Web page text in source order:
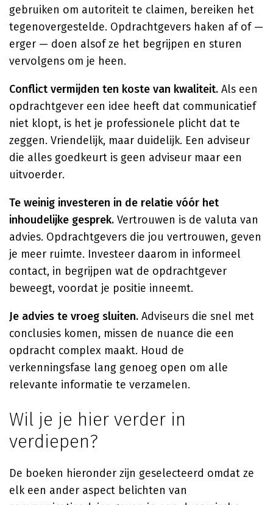
gebruiken om autoriteit te claimen, bereiken het
tegenovergestelde. Opdrachtgevers haken af of —
erger — doen alsof ze het begrijpen en sturen
vervolgens om je heen.
Conflict vermijden ten koste van kwaliteit. Als een
opdrachtgever een idee heeft dat communicatief
niet klopt, is het je professionele plicht dat te
zeggen. Vriendelijk, maar duidelijk. Een adviseur
die alles goedkeurt is geen adviseur maar een
uitvoerder.
Te weinig investeren in de relatie vóór het
inhoudelijke gesprek. Vertrouwen is de valuta van
advies. Opdrachtgevers die jou vertrouwen, geven
je meer ruimte. Investeer daarom in informeel
contact, in begrijpen wat de opdrachtgever
beweegt, voordat je positie inneemt.
Je advies te vroeg sluiten. Adviseurs die snel met
conclusies komen, missen de nuance die een
opdracht complex maakt. Houd de
verkenningsfase lang genoeg open om alle
relevante informatie te verzamelen.
Wil je je hier verder in
verdiepen?
De boeken hieronder zijn geselecteerd omdat ze
elk een ander aspect belichten van